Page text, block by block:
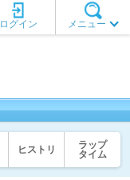
メニュー
ログイン
ヒストリ
ラップ
タイム